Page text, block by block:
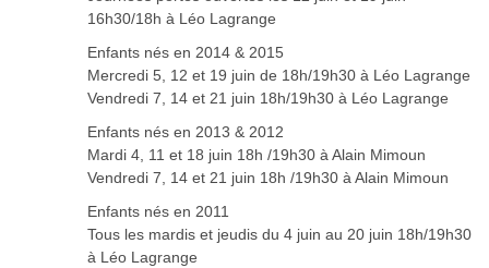
16h30/18h à Léo Lagrange
Enfants nés en 2014 & 2015
Mercredi 5, 12 et 19 juin de 18h/19h30 à Léo Lagrange
Vendredi 7, 14 et 21 juin 18h/19h30 à Léo Lagrange
Enfants nés en 2013 & 2012
Mardi 4, 11 et 18 juin 18h /19h30 à Alain Mimoun
Vendredi 7, 14 et 21 juin 18h /19h30 à Alain Mimoun
Enfants nés en 2011
Tous les mardis et jeudis du 4 juin au 20 juin 18h/19h30
à Léo Lagrange